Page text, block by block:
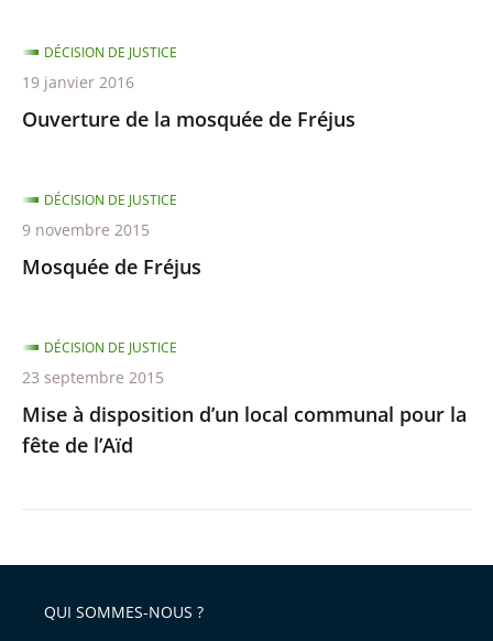
Ouverture de la mosquée de Fréjus
DÉCISION DE JUSTICE
19 janvier 2016
Mosquée de Fréjus
DÉCISION DE JUSTICE
9 novembre 2015
Mise à disposition d’un local communal pour la
fête de l’Aïd
DÉCISION DE JUSTICE
23 septembre 2015
QUI SOMMES-NOUS ?